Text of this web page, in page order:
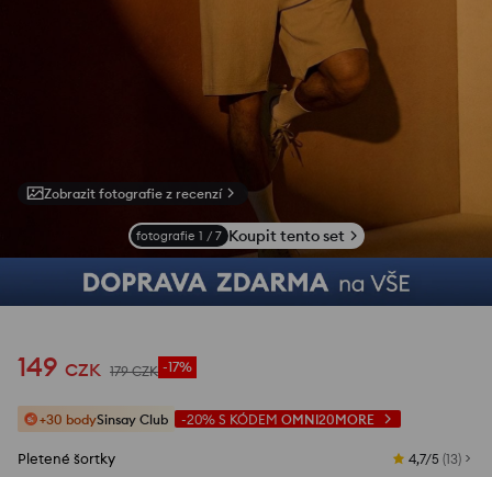
Zobrazit fotografie z recenzí
fotografie 1 / 7 Koupit tento set
149 CZK 179 CZK -17%
+30 bodySinsay Club -20% S KÓDEM OMNI20MORE
Pletené šortky 4,7/5 (13)